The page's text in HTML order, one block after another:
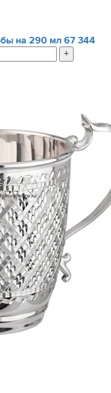
на 290 мл 67 344
+